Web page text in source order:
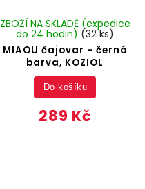
MIAOU čajovar - černá
barva, KOZIOL
ZBOŽÍ NA SKLADĚ (expedice
do 24 hodin) (32 ks)
289 Kč
Do košíku